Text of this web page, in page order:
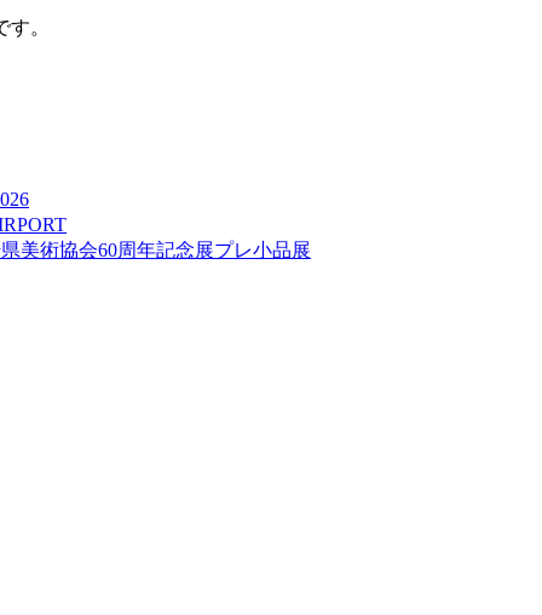
。
美術協会60周年記念展プレ小品展